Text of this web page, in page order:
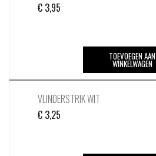
€ 3,95
TOEVOEGEN AAN
WINKELWAGEN
VLINDERSTRIK WIT
€ 3,25